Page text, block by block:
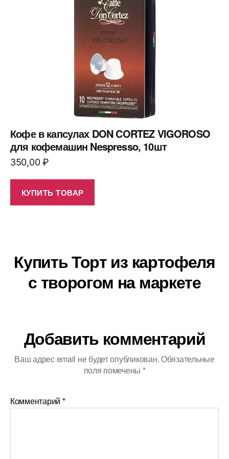
Кофе в капсулах DON CORTEZ VIGOROSO
для кофемашин Nespresso, 10шт
350,00₽
КУПИТЬ ТОВАР
Купить Торт из картофеля
с творогом на маркете
Добавить комментарий
Ваш адрес email не будет опубликован.Обязательные
поля помечены *
Комментарий *